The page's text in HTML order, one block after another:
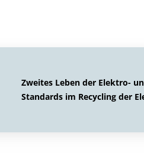
Zweites Leben der Elektro-
Standards im Recycling der